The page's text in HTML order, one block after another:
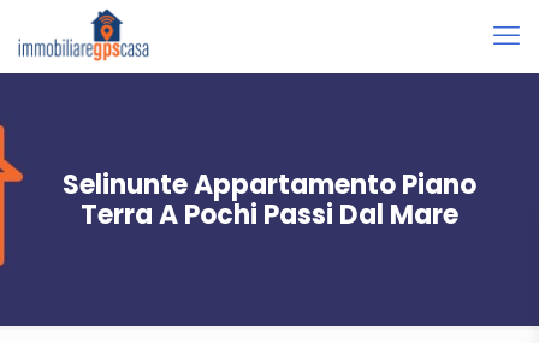
Selinunte Appartamento Piano
Terra A Pochi Passi Dal Mare